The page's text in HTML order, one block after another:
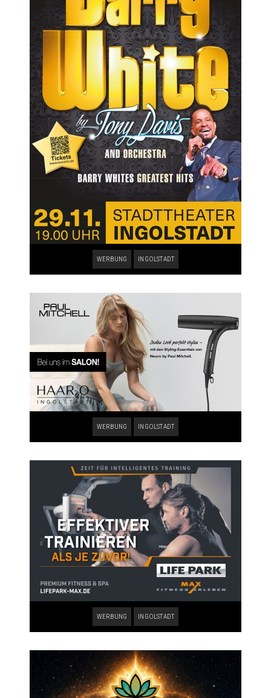
WERBUNG INGOLSTADT
WERBUNG INGOLSTADT
WERBUNG INGOLSTADT